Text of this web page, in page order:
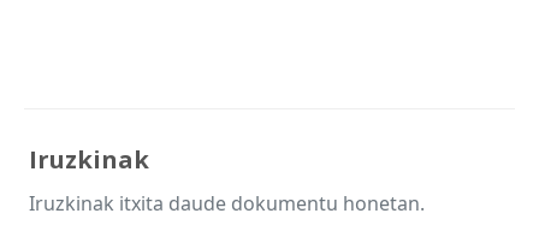
Iruzkinak
Iruzkinak itxita daude dokumentu honetan.